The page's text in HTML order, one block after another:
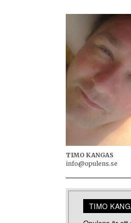
TIMO KANGAS
info@opulens.se
TIMO